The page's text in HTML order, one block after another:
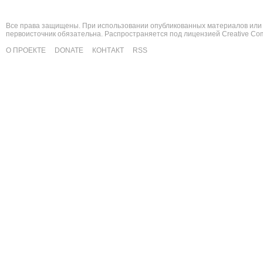
Все права защищены. При использовании опубликованных материалов
первоисточник обязательна. Распространяется под лицензией Creative
О ПРОЕКТЕ
DONATE КОНТАКТ RSS